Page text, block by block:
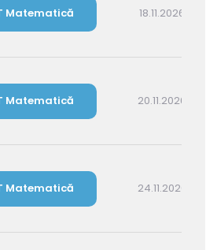
Matematică 18.11.2026 14:30
Matematică 20.11.2026 16:00
Matematică 24.11.2026 16:00